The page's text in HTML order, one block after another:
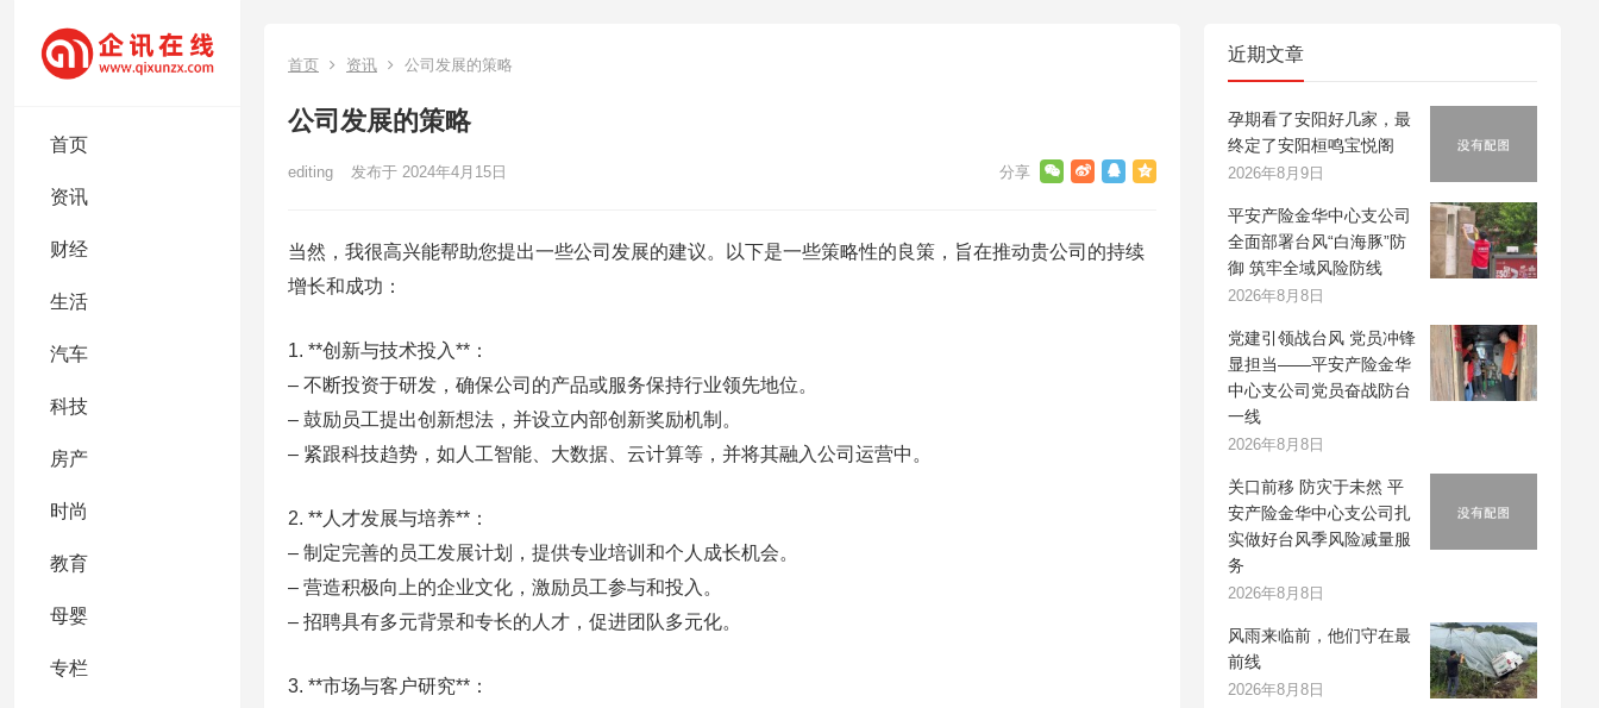
首页
资讯
财经
生活
汽车
科技
房产
时尚
教育
母婴
专栏
首页 资讯 公司发展的策略
公司发展的策略
editing 发布于 2024年4月15日
当然，我很高兴能帮助您提出一些公司发展的建议。以下是一些策略性的良策，旨在推动贵公司的持续
增长和成功：
1. **创新与技术投入**：
– 不断投资于研发，确保公司的产品或服务保持行业领先地位。
– 鼓励员工提出创新想法，并设立内部创新奖励机制。
– 紧跟科技趋势，如人工智能、大数据、云计算等，并将其融入公司运营中。
2. **人才发展与培养**：
– 制定完善的员工发展计划，提供专业培训和个人成长机会。
– 营造积极向上的企业文化，激励员工参与和投入。
– 招聘具有多元背景和专长的人才，促进团队多元化。
3. **市场与客户研究**：
近期文章
孕期看了安阳好几家，最
终定了安阳桓鸣宝悦阁
2026年8月9日
平安产险金华中心支公司
全面部署台风“白海豚”防
御 筑牢全域风险防线
2026年8月8日
党建引领战台风 党员冲锋
显担当——平安产险金华
中心支公司党员奋战防台
一线
2026年8月8日
关口前移 防灾于未然 平
安产险金华中心支公司扎
实做好台风季风险减量服
务
2026年8月8日
风雨来临前，他们守在最
前线
2026年8月8日